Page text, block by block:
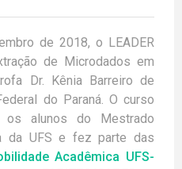
de 2018, o LEADER
de Microdados em
Dr. Kênia Barreiro de
do Paraná. O curso
os alunos do Mestrado
da UFS e fez parte das
Acadêmica UFS-